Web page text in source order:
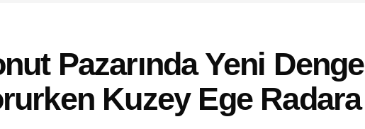
Pazarında Yeni
Kuzey Ege